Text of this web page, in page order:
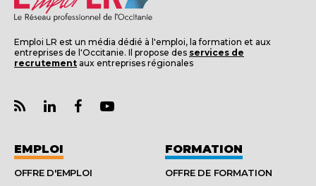
Emploi LR est un média dédié à l'emploi, la formation et aux
entreprises de l'Occitanie. Il propose des services de
recrutement aux entreprises régionales
EMPLOI
OFFRE D'EMPLOI
FORMATION
OFFRE DE FORMATION